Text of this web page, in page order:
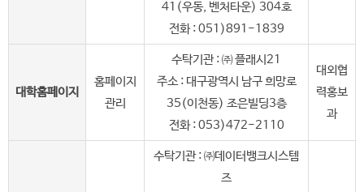
41(우동, 벤처타운) 304호
전화 : 051)891-1839
대학홈페이지
홈페이지
관리
수탁기관 : ㈜ 플래시21
주소 : 대구광역시 남구 희망로
35(이천동) 조은빌딩3층
전화 : 053)472-2110
대외협
력홍보
과
수탁기관 : ㈜데이터뱅크시스템
즈